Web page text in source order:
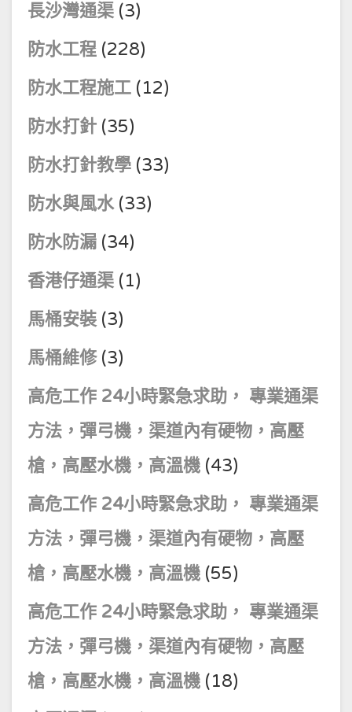
長沙灣通渠 (3)
防水工程 (228)
防水工程施工 (12)
防水打針 (35)
防水打針教學 (33)
防水與風水(33)
防水防漏 (34)
香港仔通渠 (1)
馬桶安裝 (3)
馬桶維修(3)
高危工作 24小時緊急求助， 專業通渠
方法，彈弓機，渠道內有硬物，高壓
槍，高壓水機，高溫機 (43)
高危工作 24小時緊急求助， 專業通渠
方法，彈弓機，渠道內有硬物，高壓
槍，高壓水機，高溫機 (55)
高危工作 24小時緊急求助， 專業通渠
方法，彈弓機，渠道內有硬物，高壓
槍，高壓水機，高溫機 (18)